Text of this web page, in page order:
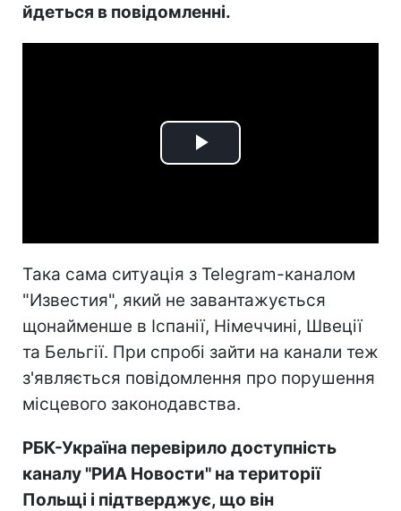
йдеться в повідомленні.
Play
Така сама ситуація з Telegram-каналом
"Известия", який не завантажується
щонайменше в Іспанії, Німеччині, Швеції
та Бельгії. При спробі зайти на канали теж
з'являється повідомлення про порушення
місцевого законодавства.
РБК-Україна перевірило доступність
каналу "РИА Новости" на території
Польщі і підтверджує, що він